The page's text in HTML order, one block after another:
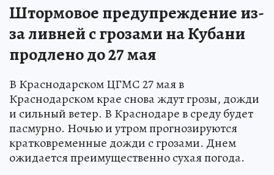
Штормовое предупреждение из-
за ливней с грозами на Кубани
продлено до 27 мая
В Краснодарском ЦГМС 27 мая в
Краснодарском крае снова ждут грозы, дожди
и сильный ветер. В Краснодаре в среду будет
пасмурно. Ночью и утром прогнозируются
кратковременные дожди с грозами. Днем
ожидается преимущественно сухая погода.